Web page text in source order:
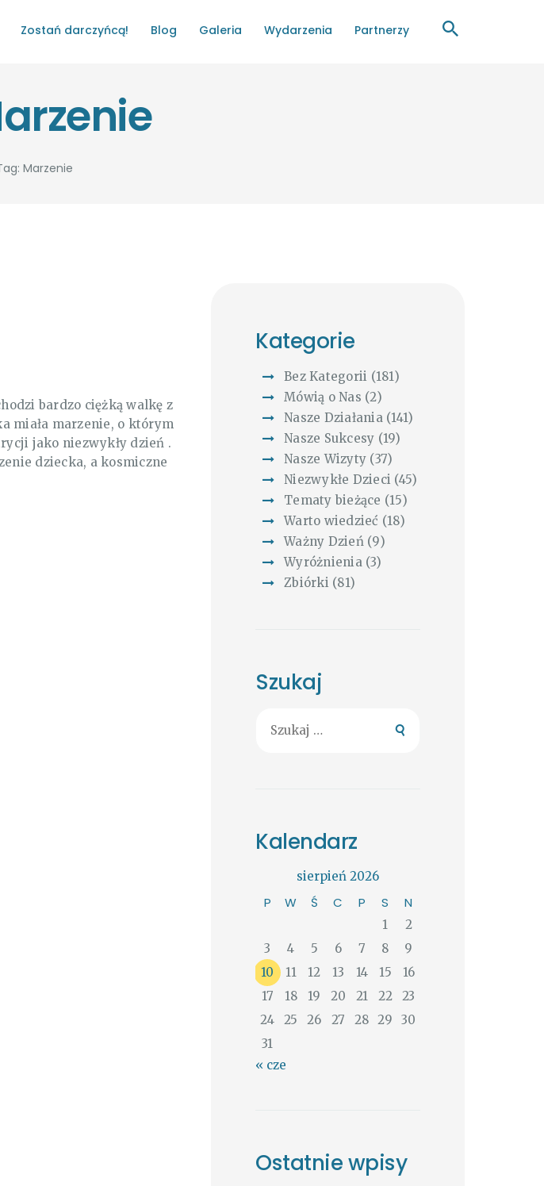
Zostań darczyńcą! Blog Galeria Wydarzenia Partnerzy
Marzenie
bardzo ciężką walkę z
miała marzenie, o którym
jako niezwykły dzień .
dziecka, a kosmiczne
Kategorie
Bez Kategorii (181)
Mówią o Nas (2)
Nasze Działania(141)
Nasze Sukcesy (19)
Nasze Wizyty (37)
Niezwykłe Dzieci (45)
Tematy bieżące (15)
Warto wiedzieć (18)
Ważny Dzień(9)
Wyróżnienia(3)
Zbiórki (81)
Szukaj
Kalendarz
sierpień 2026
P W Ś C P S N
1
2
3
4 5 6 7 8
9
10
11 12 13 14 15
16
17
18 19 20 21 22
23
24
25 26 27 28 29
30
31
« cze
Ostatnie wpisy